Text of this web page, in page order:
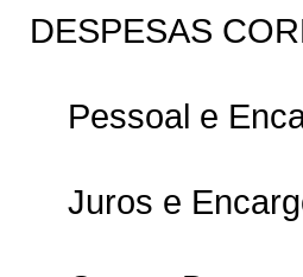
DESPESAS
Pessoal e
Juros e